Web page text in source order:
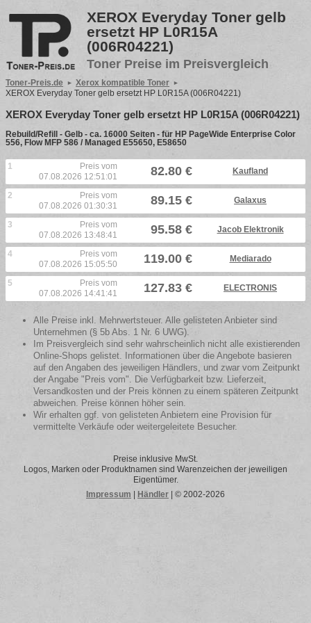
XEROX Everyday Toner gelb
ersetzt HP L0R15A
(006R04221)
Toner Preise im Preisvergleich
Toner-Preis.de
Xerox kompatible Toner
XEROX Everyday Toner gelb ersetzt HP L0R15A (006R04221)
XEROX Everyday Toner gelb ersetzt HP L0R15A (006R04221)
Rebuild/Refill - Gelb - ca. 16000 Seiten - für HP PageWide Enterprise Color
556, Flow MFP 586 / Managed E55650, E58650
1
Preis vom
07.08.2026 12:51:01
82.80 € Kaufland
2
Preis vom
07.08.2026 01:30:31
89.15 € Galaxus
3
Preis vom
07.08.2026 13:48:41
95.58 € Jacob Elektronik
4
Preis vom
07.08.2026 15:05:50
119.00 € Mediarado
5
Preis vom
07.08.2026 14:41:41
127.83 € ELECTRONIS
Alle Preise inkl. Mehrwertsteuer. Alle gelisteten Anbieter sind
Unternehmen (§ 5b Abs. 1 Nr. 6 UWG).
Im Preisvergleich sind sehr wahrscheinlich nicht alle existierenden
Online-Shops gelistet. Informationen über die Angebote basieren
auf den Angaben des jeweiligen Händlers, und zwar vom Zeitpunkt
der Angabe "Preis vom". Die Verfügbarkeit bzw. Lieferzeit,
Versandkosten und der Preis können zu einem späteren Zeitpunkt
abweichen. Preise können höher sein.
Wir erhalten ggf. von gelisteten Anbietern eine Provision für
vermittelte Verkäufe oder weitergeleitete Besucher.
Preise inklusive MwSt.
Logos, Marken oder Produktnamen sind Warenzeichen der jeweiligen
Eigentümer.
Impressum
Händler | © 2002-2026